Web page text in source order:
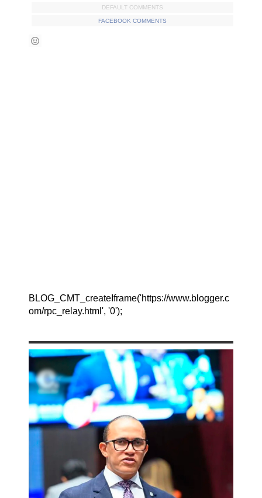
DEFAULT COMMENTS
FACEBOOK COMMENTS
BLOG_CMT_createIframe('https://www.blogger.c
om/rpc_relay.html', '0');